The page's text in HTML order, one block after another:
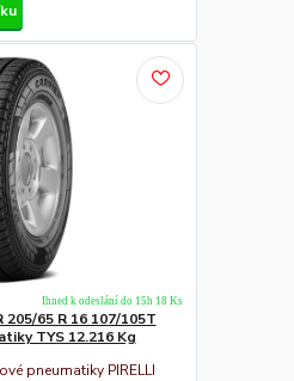
205/65 R 16 107/105T
TYS 12.216 Kg
pneumatiky PIRELLI
Ihned k odeslání do 15h 18 Ks